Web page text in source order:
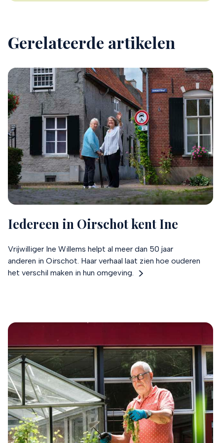
Gerelateerde artikelen
Iedereen in Oirschot kent Ine
Vrijwilliger Ine Willems helpt al meer dan 50 jaar
anderen in Oirschot. Haar verhaal laat zien hoe ouderen
het verschil maken in hun omgeving.